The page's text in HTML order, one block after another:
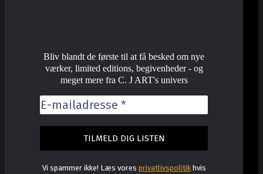
Bliv blandt de første til at få besked om nye
værker, limited editions, begivenheder - og
meget mere fra C. J ART's univers
Vi spammer ikke! Læs vores privatlivspolitikhvis